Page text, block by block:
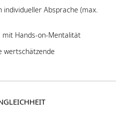
Absprache (max.
mit Hands-on-Mentalität
wertschätzende